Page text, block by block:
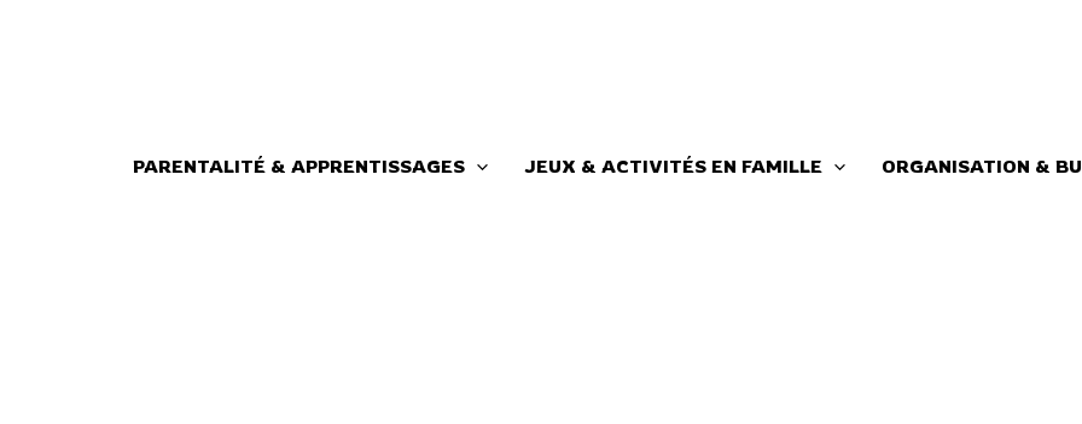
PARENTALITÉ & APPRENTISSAGES JEUX & ACTIVITÉS EN FAMILLE ORGANISATION &